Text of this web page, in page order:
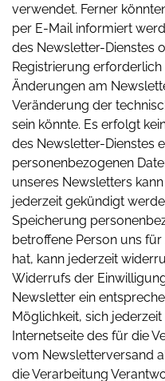
verwendet. Ferner
per E-Mail informiert
des Newsletter-Dienstes
Registrierung
Änderungen am
Veränderung der
sein könnte. Es erfolgt
des Newsletter-Dienstes
personenbezogenen
unseres Newsletters
jederzeit gekündigt
Speicherung
betroffene Person uns
hat, kann jederzeit
Widerrufs der
Newsletter ein
Möglichkeit, sich
Internetseite des für die
vom Newsletterversand
die Verarbeitung